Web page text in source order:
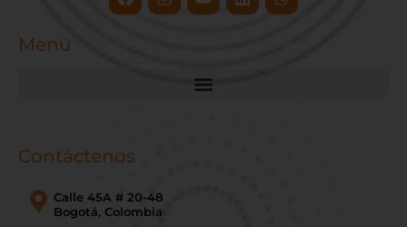
Menú
Contáctenos
Calle 45A # 20-48
Bogotá, Colombia